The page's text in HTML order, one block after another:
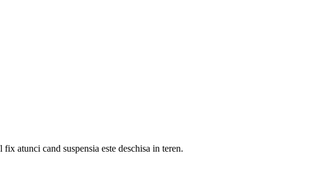
atunci cand suspensia este deschisa in teren.